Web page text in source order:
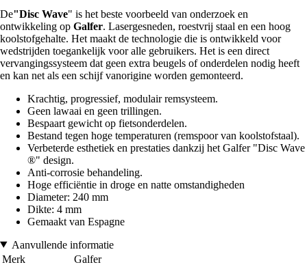
De"Disc Wave" is het beste voorbeeld van onderzoek en
ontwikkeling op Galfer. Lasergesneden, roestvrij staal en een hoog
koolstofgehalte. Het maakt de technologie die is ontwikkeld voor
wedstrijden toegankelijk voor alle gebruikers. Het is een direct
vervangingssysteem dat geen extra beugels of onderdelen nodig heeft
en kan net als een schijf vanorigine worden gemonteerd.
Krachtig, progressief, modulair remsysteem.
Geen lawaai en geen trillingen.
Bespaart gewicht op fietsonderdelen.
Bestand tegen hoge temperaturen (remspoor van koolstofstaal).
Verbeterde esthetiek en prestaties dankzij het Galfer "Disc Wave
®" design.
Anti-corrosie behandeling.
Hoge efficiëntie in droge en natte omstandigheden
Diameter: 240 mm
Dikte: 4 mm
Gemaakt van Espagne
Aanvullende informatie
Merk
Galfer